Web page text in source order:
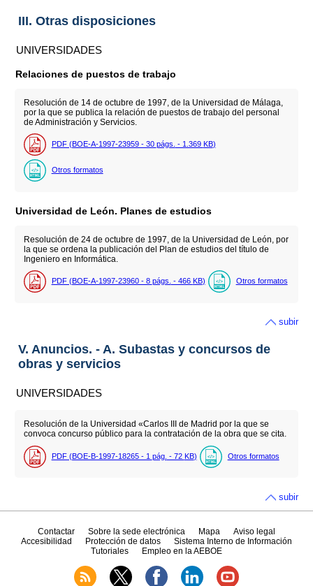
III. Otras disposiciones
UNIVERSIDADES
Relaciones de puestos de trabajo
Resolución de 14 de octubre de 1997, de la Universidad de Málaga,
por la que se publica la relación de puestos de trabajo del personal
de Administración y Servicios.
PDF (BOE-A-1997-23959 - 30 págs. - 1.369 KB)
Otros formatos
Universidad de León. Planes de estudios
Resolución de 24 de octubre de 1997, de la Universidad de León, por
la que se ordena la publicación del Plan de estudios del título de
Ingeniero en Informática.
PDF (BOE-A-1997-23960 - 8 págs. - 466 KB) Otros formatos
subir
V. Anuncios. - A. Subastas y concursos de
obras y servicios
UNIVERSIDADES
Resolución de la Universidad «Carlos III de Madrid por la que se
convoca concurso público para la contratación de la obra que se cita.
PDF (BOE-B-1997-18265 - 1 pág. - 72 KB) Otros formatos
subir
Contactar Sobre la sede electrónica Mapa
Aviso legal
Accesibilidad
Protección de datos
Sistema Interno de Información
Tutoriales
Empleo en la AEBOE